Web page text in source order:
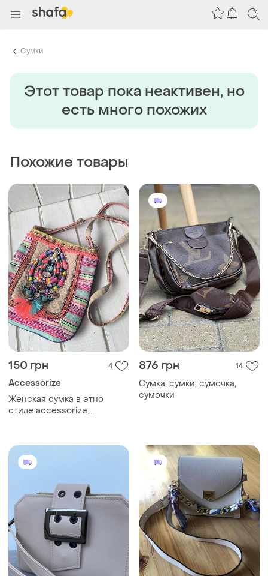
Сумки
Этот товар пока неактивен, но
есть много похожих
Похожие товары
150 грн 4
Accessorize
Женская сумка в этно
стиле accessorize
876 грн 14
Сумка, сумки, сумочка,
сумочки